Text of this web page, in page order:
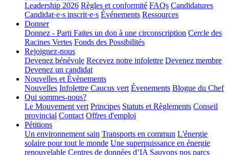
Leadership 2026 Règles et conformité FAQs Candidatures
Candidat·e·s inscrit·e·s Événements Ressources
Donner
Donnez - Parti Faites un don à une circonscription Cercle des
Racines Vertes Fonds des Possibilités
Rejoignez-nous
Devenez bénévole Recevez notre infolettre Devenez membre
Devenez un candidat
Nouvelles et Évènements
Nouvelles Infolettre Caucus vert Évenements Blogue du Chef
Qui sommes-nous?
Le Mouvement vert Principes Statuts et Règlements Conseil
provincial Contact Offres d'emploi
Pétitions
Un environnement sain Transports en commun L'énergie
solaire pour tout le monde Une superpuissance en énergie
renouvelable Centres de données d’IA Sauvons nos parcs